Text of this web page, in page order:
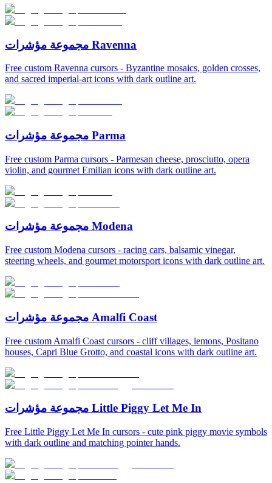
مجموعة مؤشرات Ravenna
Free custom Ravenna cursors - Byzantine mosaics, golden crosses,
and sacred imperial-art icons with dark outline art.
مجموعة مؤشرات Parma
Free custom Parma cursors - Parmesan cheese, prosciutto, opera
violin, and gourmet Emilian icons with dark outline art.
مجموعة مؤشرات Modena
Free custom Modena cursors - racing cars, balsamic vinegar,
steering wheels, and gourmet motorsport icons with dark outline art.
مجموعة مؤشرات Amalfi Coast
Free custom Amalfi Coast cursors - cliff villages, lemons, Positano
houses, Capri Blue Grotto, and coastal icons with dark outline art.
مجموعة مؤشرات Little Piggy Let Me In
Free Little Piggy Let Me In cursors - cute pink piggy movie symbols
with dark outline and matching pointer hands.